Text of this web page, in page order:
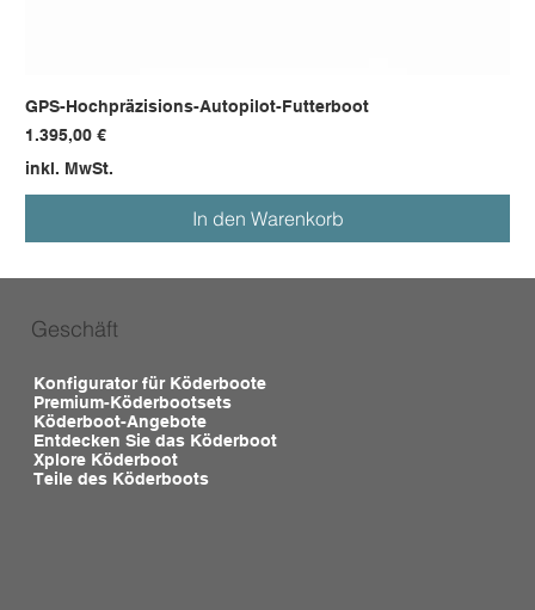
GPS-Hochpräzisions-Autopilot-Futterboot
Preis
1.395,00 €
inkl. MwSt.
In den Warenkorb
Geschäft
Konfigurator für Köderboote
Premium-Köderbootsets
Köderboot-Angebote
Entdecken Sie das Köderboot
Xplore Köderboot
Teile des Köderboots